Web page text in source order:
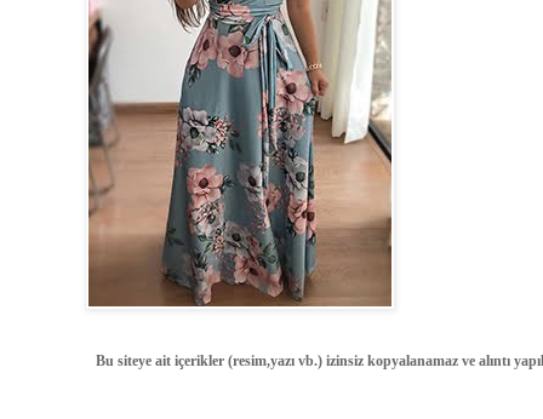
Bu siteye ait içerikler (resim,yazı vb.) izinsiz kopyalanamaz ve alıntı